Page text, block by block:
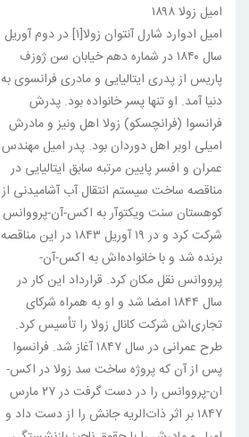
امیل زولا ۱۸۹۸
امیل ادوارد شارل آنتوان زولا[۱] در دوم آوریل
سال ۱۸۴۰ در شماره دهم خیابان سن ژوزف
پاریس از پدری ایتالیایی و مادری فرانسوی به
دنیا آمد. او تنها پسر خانواده بود. پدرش
فرانسوا (فرانچسکو) زولا اهل ونیز و مادرش
امیلی اوبر اهل دوردان بود. پدر امیل مهندس
عمران و افسر پایین مرتبه سابق ایتالیایی در
مناقصه ساخت سیستم انتقال آب آشامیدنی از
کوهستان سنت ویکتوآر به اکس-آن-پرووانس
شرکت کرد و در ۱۹ آوریل ۱۸۴۳ در این مناقصه
برنده شد و با خانواده‌اش به اکس-آن-
پرووانس نقل مکان کرد. قرارداد این کار در
سال ۱۸۴۴ امضا شد و او به همراه شرکای
تجاری‌اش شرکت کانال زولا را تأسیس کرد.
طرح عمرانی در سال ۱۸۴۷ آغاز شد. فرانسوا
پس از آن که پروژه ساخت سد زولا در اکس-
ان-پرووانس را در دست گرفت در ۲۷ مارس
۱۸۴۷ بر اثر ذات‌الریه جانش را از دست داد و